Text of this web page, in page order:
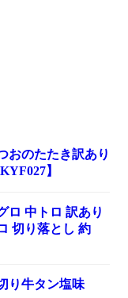
おのたたき訳あり
KYF027】
ロ 中トロ 訳あり
切り落とし 約
り牛タン塩味